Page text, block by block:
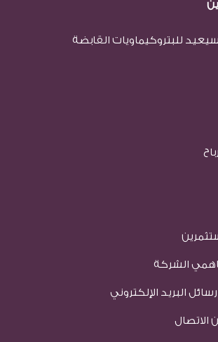
للبتروكيماويات القابضة
الشركة
البريد الإلكتروني
الاتصال